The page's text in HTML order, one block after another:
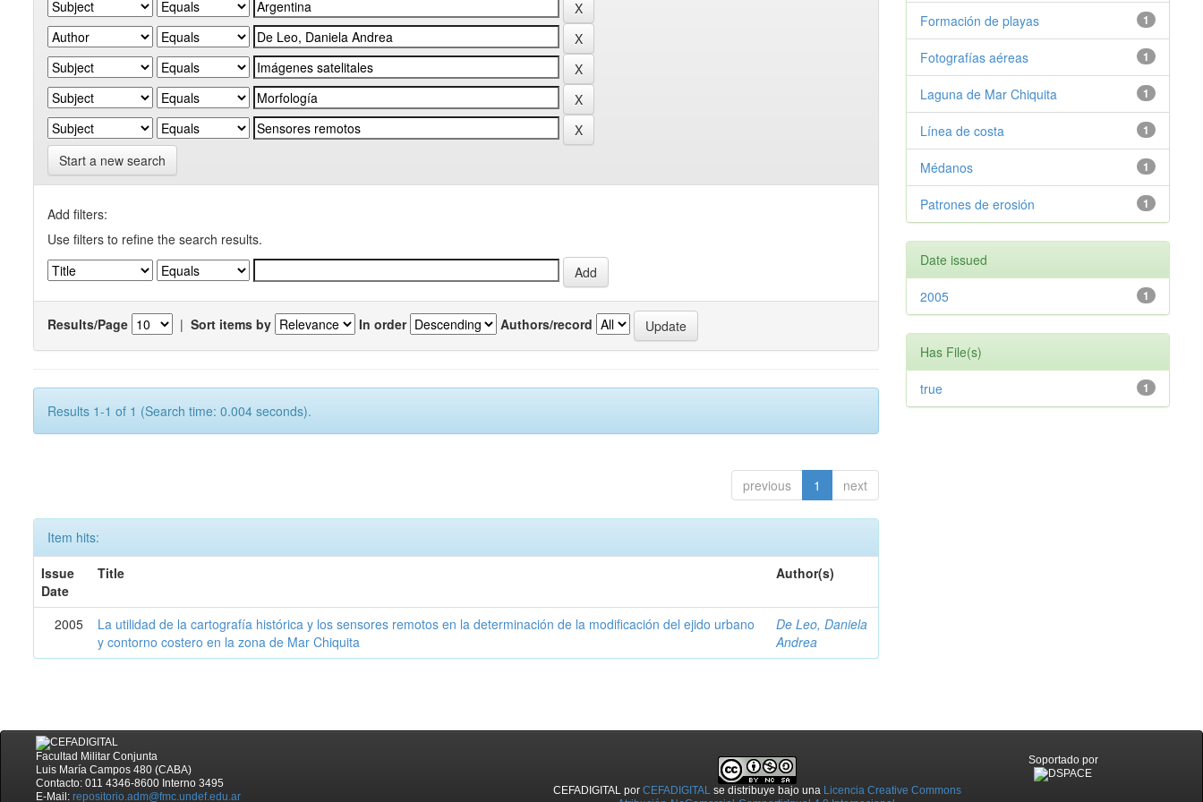
Start a new search
Add filters:
Use filters to refine the search results.
Results/Page | Sort items by In order Authors/record
Results 1-1 of 1 (Search time: 0.004 seconds).
previous 1 next
Item hits:
Issue
Date
Title Author(s)
2005
La utilidad de la cartografía histórica y los sensores remotos en la determinación de la modificación del ejido urbano
y contorno costero en la zona de Mar Chiquita
De Leo, Daniela
Andrea
1
Formación de playas
1
Fotografías aéreas
1
Laguna de Mar Chiquita
1
Línea de costa
1
Médanos
1
Patrones de erosión
Date issued
1
2005
Has File(s)
1
true
Facultad Militar Conjunta
Luis María Campos 480 (CABA)
Contacto: 011 4346-8600 Interno 3495
E-Mail: repositorio.adm@fmc.undef.edu.ar CEFADIGITAL porCEFADIGITAL se distribuye bajo una Licencia Creative Commons
Soportado por